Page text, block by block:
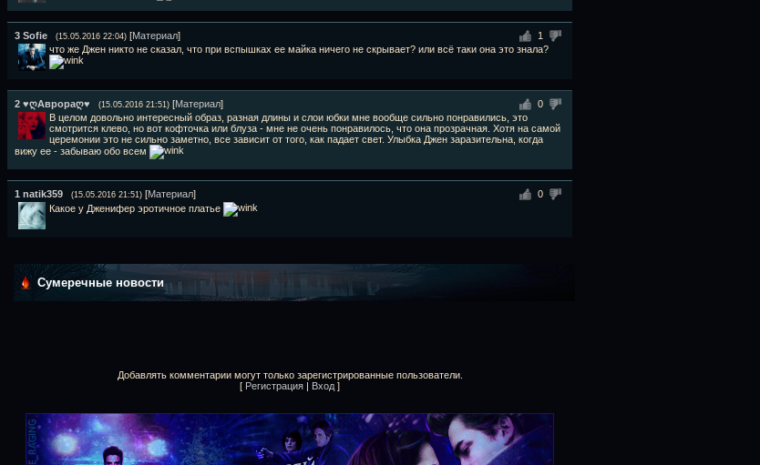
1
3 Sofie (15.05.2016 22:04) [Материал]
что же Джен никто не сказал, что при вспышках ее майка ничего не скрывает? или всё таки она это знала?
0
2 ♥ღАврораღ♥ (15.05.2016 21:51) [Материал]
В целом довольно интересный образ, разная длины и слои юбки мне вообще сильно понравились, это
смотрится клево, но вот кофточка или блуза - мне не очень понравилось, что она прозрачная. Хотя на самой
церемонии это не сильно заметно, все зависит от того, как падает свет. Улыбка Джен заразительна, когда
вижу ее - забываю обо всем
0
1 natik359 (15.05.2016 21:51) [Материал]
Какое у Дженифер эротичное платье
Сумеречные новости
Добавлять комментарии могут только зарегистрированные пользователи.
[ Регистрация | Вход ]